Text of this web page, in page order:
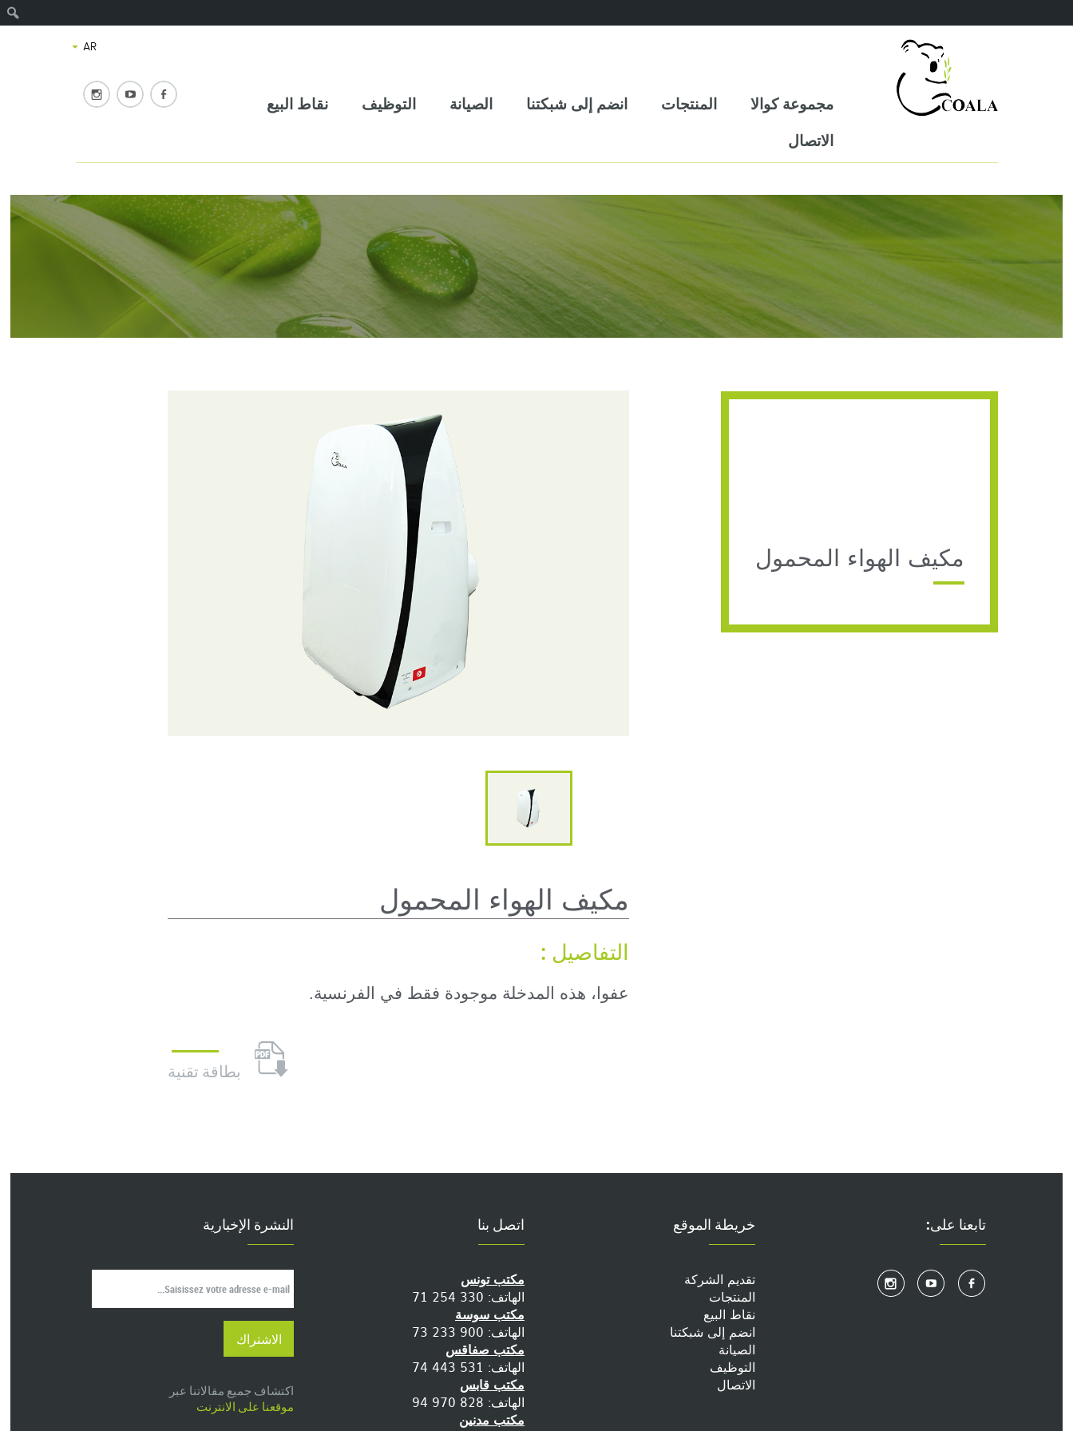
مجموعة كوالا المنتجات انضم إلى شبكتنا الصيانة التوظيف
نقاط البيع
الاتصال
مكيف الهواء المحمول
مكيف الهواء المحمول
التفاصيل :
عفوا، هذه المدخلة موجودة فقط في الفرنسية.
بطاقة تقنية
تابعنا على: خريطة الموقع
تقديم الشركة
المنتجات
نقاط البيع
انضم إلى شبكتنا
الصيانة
التوظيف
الاتصال
اتصل بنا
مكتب تونس
الهاتف: 330 254 71
مكتب سوسة
الهاتف: 900 233 73
مكتب صفاقس
الهاتف: 531 443 74
مكتب قابس
الهاتف: 828 970 94
مكتب مدنين
النشرة الإخبارية
اكتشاف جميع مقالاتنا عبر
موقعنا على الانترنت